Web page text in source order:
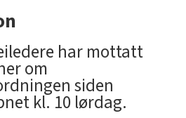
har mottatt
om
siden
kl. 10 lørdag.